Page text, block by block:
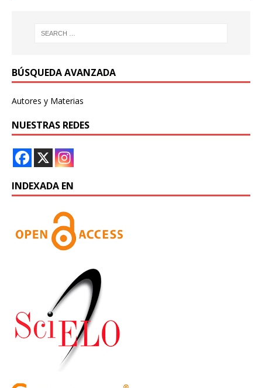
BÚSQUEDA AVANZADA
Autores y Materias
NUESTRAS REDES
INDEXADA EN